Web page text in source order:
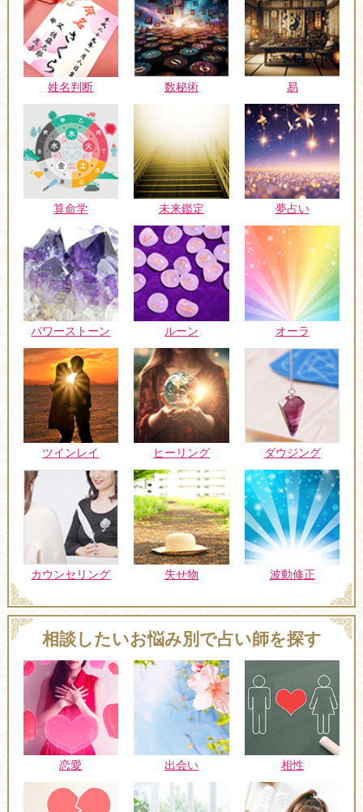
姓名判断 数秘術 易
算命学 未来鑑定 夢占い
パワーストーン ルーン オーラ
ツインレイ ヒーリング ダウジング
カウンセリング 失せ物 波動修正
相談したいお悩み別で占い師を探す
恋愛 出会い 相性